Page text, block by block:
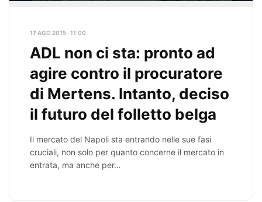
17 AGO 2015 · 11:00
ADL non ci sta: pronto ad
agire contro il procuratore
di Mertens. Intanto, deciso
il futuro del folletto belga
Il mercato del Napoli sta entrando nelle sue fasi
cruciali, non solo per quanto concerne il mercato in
entrata, ma anche per…